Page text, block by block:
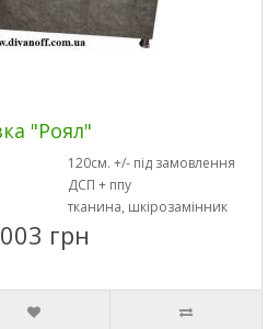
"Роял"
120см. +/- під замовлення
ДСП + ппу
тканина, шкірозамінник
грн